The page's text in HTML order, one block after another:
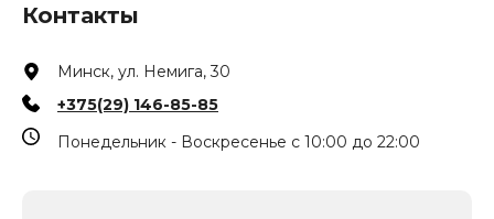
Контакты
Минск, ул. Немига, 30
+375(29) 146-85-85
Понедельник - Воскресенье с 10:00 до 22:00